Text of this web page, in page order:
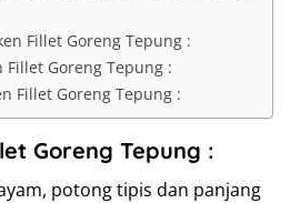
Fillet Goreng Tepung :
Goreng Tepung :
Fillet Goreng Tepung :
Goreng Tepung :
potong tipis dan panjang